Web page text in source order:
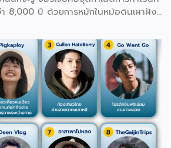
า 8,000 ปี ด้วยการหมักในหม้อดินเผาฝัง
ไม่เหมือนภาษาใดในโลก นอกจากนี้
Ushguli หมู่บ้านที่มีคนอยู่อาศัยจริงซึ่ง
บด้วยหอคอยหินโบราณ และมีเมืองถ้ำ
ที่ขุดเข้าไปในเนื้อหินถึง 13 ชั้นเพื่อใช้
ยิ่งไปกว่านั้น ยามล้อมวงกินเลี้ยงใน
งมี Tamada หรือหัวหน้าโต๊ะคอยร่ายคำ
นเรื่องราวชีวิต ความรัก และบรรพบุรุษ
พร้อมกัน ทำให้จอร์เจียไม่ได้มีดีแค่
วยอารยธรรมสุดลึกลับที่รอให้ไปสัมผัส